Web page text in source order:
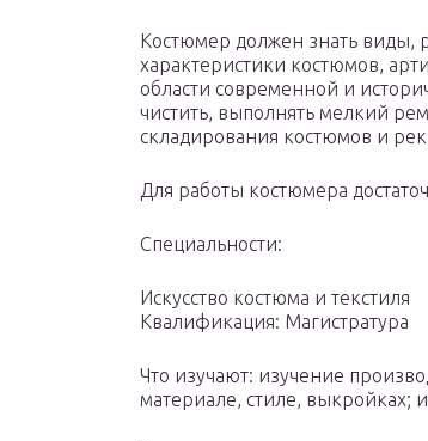
Костюмер должен знать виды,
характеристики костюмов,
области современной и
чистить, выполнять мелкий
складирования костюмов и
Для работы костюмера
Специальности:
Искусство костюма и текстиля
Квалификация: Магистратура
Что изучают: изучение
материале, стиле, выкройках;